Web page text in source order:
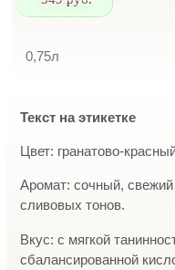
0,75л
Текст на этикетке
Цвет: гранатово-
Аромат: сочный,
сливовых тонов.
Вкус: с мягкой
сбалансированной